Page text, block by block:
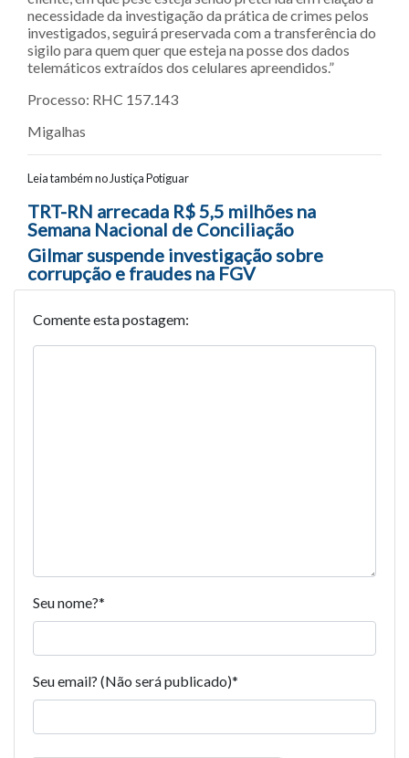
necessidade da investigação da prática de crimes pelos
investigados, seguirá preservada com a transferência do
sigilo para quem quer que esteja na posse dos dados
telemáticos extraídos dos celulares apreendidos.”
Processo: RHC 157.143
Migalhas
Leia também no Justiça Potiguar
Navegação entre posts
TRT-RN arrecada R$ 5,5 milhões na
Semana Nacional de Conciliação
Gilmar suspende investigação sobre
corrupção e fraudes na FGV
Comente esta postagem:
Seu nome?*
Seu email? (Não será publicado)*